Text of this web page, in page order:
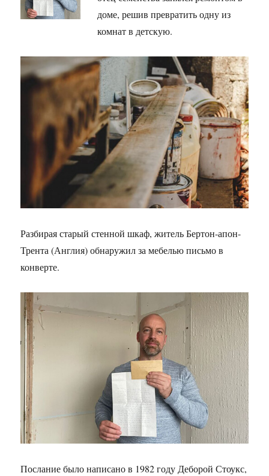
доме, решив превратить одну из
комнат в детскую.
Разбирая старый стенной шкаф, житель Бертон-апон-
Трента (Англия) обнаружил за мебелью письмо в
конверте.
Послание было написано в 1982 году Деборой Стоукс,